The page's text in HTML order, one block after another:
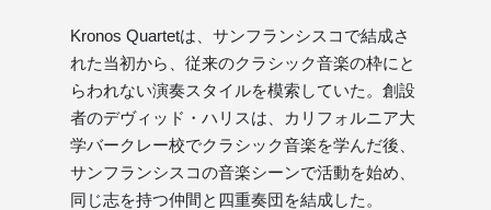
Kronos Quartetは、サンフランシスコで結成さ
れた当初から、従来のクラシック音楽の枠にと
らわれない演奏スタイルを模索していた。創設
者のデヴィッド・ハリスは、カリフォルニア大
学バークレー校でクラシック音楽を学んだ後、
サンフランシスコの音楽シーンで活動を始め、
同じ志を持つ仲間と四重奏団を結成した。